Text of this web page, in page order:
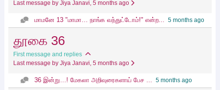
Last message by Jiya Janavi, 5 months ago
மாமனே 13 "மாமா… நாங்க வந்துட்டோம்!" என்ற... 5 months ago
தூகை 36
First message and replies
Last message by Jiya Janavi, 5 months ago
36 இன்று…! மேகலா அறிவுரைகளாய் பேச ... 5 months ago